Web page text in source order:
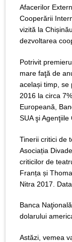
Afacerilor
Cooperării
vizită la
dezvoltarea
Potrivit
mare faţă de
același timp, se
2016 la circa
Europeană,
SUA şi Agenţiile
Tinerii critici de
Asociația
criticilor de
Franța și
Nitra 2017.
Banca
dolarului
Astăzi, vemea